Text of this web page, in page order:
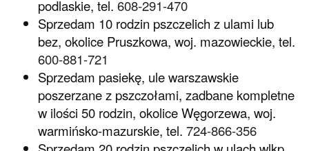
podlaskie, tel. 608-291-470
Sprzedam 10 rodzin pszczelich z ulami lub
bez, okolice Pruszkowa, woj. mazowieckie, tel.
600-881-721
Sprzedam pasiekę, ule warszawskie
poszerzane z pszczołami, zadbane kompletne
w ilości 50 rodzin, okolice Węgorzewa, woj.
warmińsko-mazurskie, tel. 724-866-356